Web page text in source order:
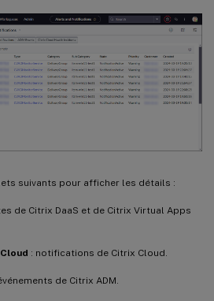
suivants pour afficher les détails :
de Citrix DaaS et de Citrix Virtual Apps
: notifications de Citrix Cloud.
de Citrix ADM.